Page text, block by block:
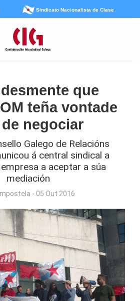
Sindicato Nacionalista de Clase
que
teña vontade
negociar
Galego de Relacións
á central sindical a
a aceptar a súa
mediación
- 05 Out 2016